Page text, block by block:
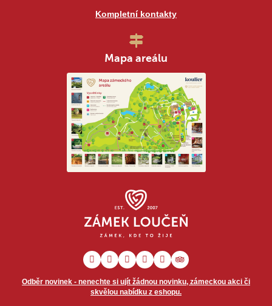
Odběr novinek - nenechte si ujít žádnou novinku, zámeckou akci či
skvělou nabídku z eshopu.
Kompletní kontakty
Mapa areálu